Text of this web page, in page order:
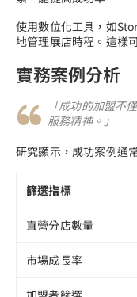
使用數位化工具，如
地管理展店時程。這樣
實務案例分析
「成功的加盟不
服務精神。」
研究顯示，成功案例通
篩選指標
直營分店數量
市場成長率